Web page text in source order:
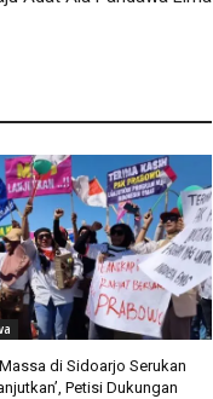
di Sidoarjo Serukan
Petisi Dukungan